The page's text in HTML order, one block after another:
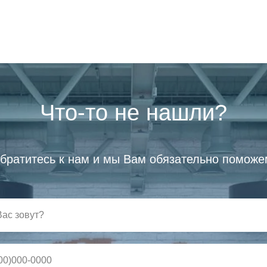
Что-то не нашли?
к нам и мы Вам обязательно